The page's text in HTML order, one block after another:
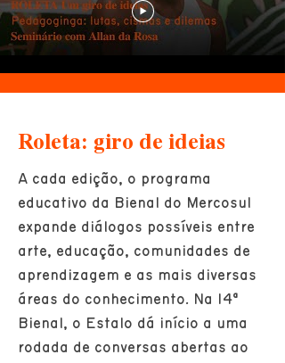
Roleta: giro de ideias
​A cada edição, o programa
educativo da Bienal do Mercosul
expande diálogos possíveis entre
arte, educação, comunidades de
aprendizagem e as mais diversas
áreas do conhecimento. Na 14ª
Bienal, o Estalo dá início a uma
rodada de conversas abertas ao